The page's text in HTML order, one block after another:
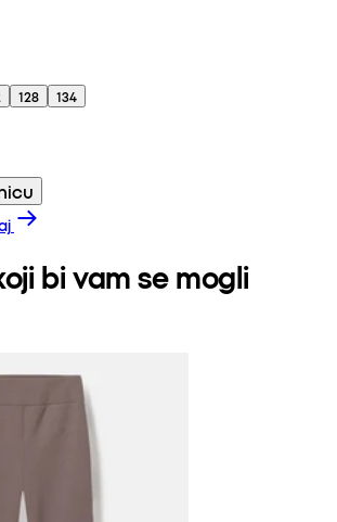
128
134
bi vam se mogli